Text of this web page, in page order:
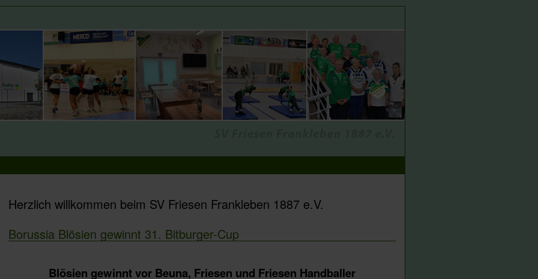
Herzlich willkommen beim SV Friesen Frankleben 1887 e.V.
Borussia Blösien gewinnt 31. Bitburger-Cup
Blösien gewinnt vor Beuna, Friesen und Friesen Handballer